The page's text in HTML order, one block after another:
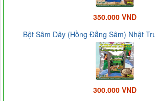
350.000 VND
Bột Sâm Dây (Hồng Đẳng Sâm) Nhật
300.000 VND